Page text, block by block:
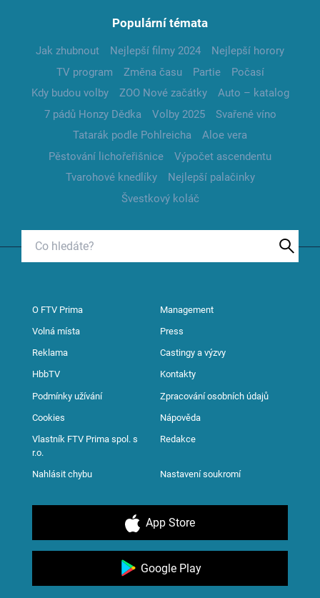
Populární témata
Jak zhubnout Nejlepší filmy 2024
Nejlepší horory
TV program
Změna času Partie
Počasí
Kdy budou volby
ZOO Nové začátky
Auto – katalog
7 pádů Honzy Dědka
Volby 2025
Svařené víno
Tatarák podle Pohlreicha
Aloe vera
Pěstování lichořeřišnice
Výpočet ascendentu
Tvarohové knedlíky
Nejlepší palačinky
Švestkový koláč
O FTV Prima Management
Volná místa Press
Reklama Castingy a výzvy
HbbTV Kontakty
Podmínky užívání Zpracování osobních údajů
Cookies Nápověda
Vlastník FTV Prima spol. s
r.o.
Redakce
Nahlásit chybu Nastavení soukromí
App Store
Google Play